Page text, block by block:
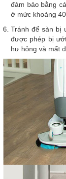
đảm bảo bằng
ở mức khoảng
Tránh để sàn bị
được phép bị
hư hỏng và mất